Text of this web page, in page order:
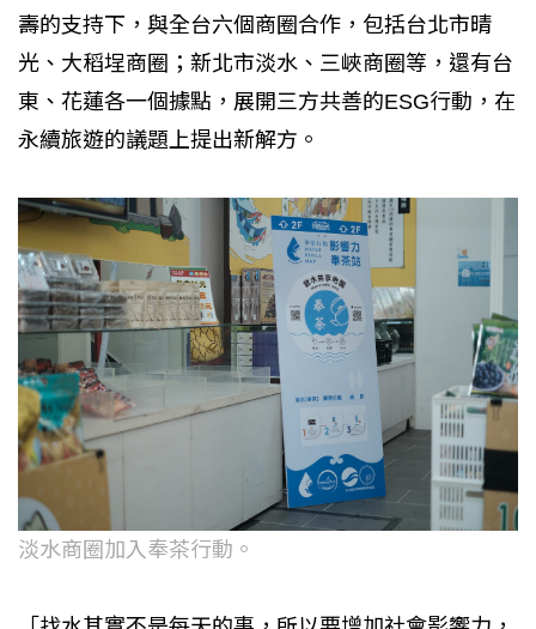
壽的支持下，與全台六個商圈合作，包括台北市晴
光、大稻埕商圈；新北市淡水、三峽商圈等，還有台
東、花蓮各一個據點，展開三方共善的ESG行動，在
永續旅遊的議題上提出新解方。
淡水商圈加入奉茶行動。